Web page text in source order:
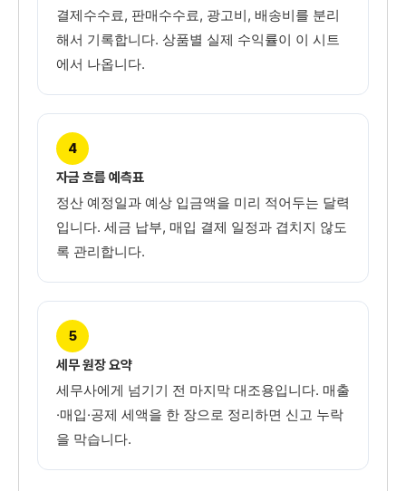
결제수수료, 판매수수료, 광고비, 배송비를 분리
해서 기록합니다. 상품별 실제 수익률이 이 시트
에서 나옵니다.
4
자금 흐름 예측표
정산 예정일과 예상 입금액을 미리 적어두는 달력
입니다. 세금 납부, 매입 결제 일정과 겹치지 않도
록 관리합니다.
5
세무 원장 요약
세무사에게 넘기기 전 마지막 대조용입니다. 매출
·매입·공제 세액을 한 장으로 정리하면 신고 누락
을 막습니다.